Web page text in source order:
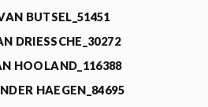
BUTSEL_51451
DRIESSCHE_30272
HOOLAND_116388
HAEGEN_84695